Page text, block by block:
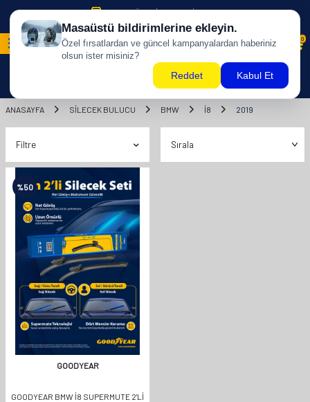
500 TL ÜZERİ KARGO BİZDEN !
0
ANASAYFA SILECEK BULUCU BMW I8 2019
Filtre
%50
GOODYEAR
GOODYEAR BMW İ8 SUPERMUTE 2'LI